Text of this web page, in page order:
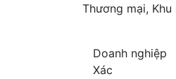
Thương mại,
Doanh nghiệp
Xác